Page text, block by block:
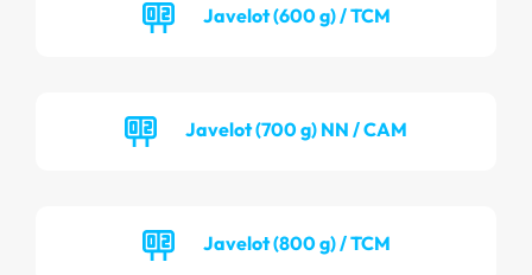
Javelot (600 g) / TCM
Javelot (700 g) NN / CAM
Javelot (800 g) / TCM